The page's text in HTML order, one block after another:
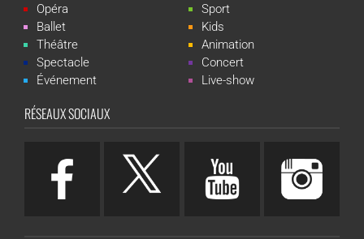
Opéra
Ballet
Théâtre
Spectacle
Événement
Sport
Kids
Animation
Concert
Live-show
RÉSEAUX SOCIAUX